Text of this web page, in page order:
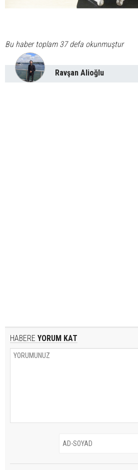
Bu haber toplam 37 defa okunmuştur
Ravşan Alioğlu
HABERE YORUM KAT